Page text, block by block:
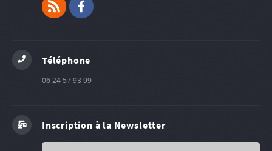
Téléphone
06 24 57 93 99
Inscription à la Newsletter